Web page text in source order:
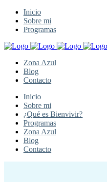
Inicio
Sobre mi
Programas
Zona Azul
Blog
Contacto
Inicio
Sobre mi
¿Qué es Bienvivir?
Programas
Zona Azul
Blog
Contacto